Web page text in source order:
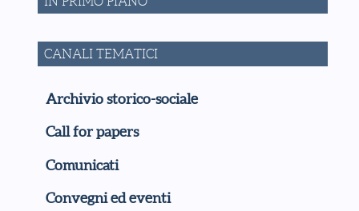
CANALI TEMATICI
Archivio storico-sociale
Call for papers
Comunicati
Convegni ed eventi